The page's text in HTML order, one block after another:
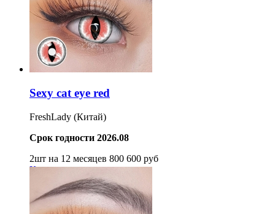
Sexy cat eye red
FreshLady (Китай)
Срок годности 2026.08
2шт на 12 месяцев 800 600 руб
Купить